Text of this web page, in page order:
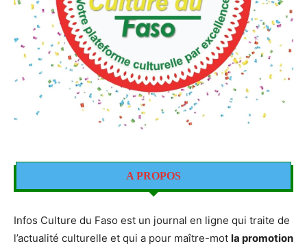
A PROPOS
Infos Culture du Faso est un journal en ligne qui traite de
l’actualité culturelle et qui a pour maître-mot la promotion